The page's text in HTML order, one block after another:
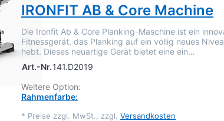
IRONFIT AB & Core Machine
Die Ironfit Ab & Core Planking-Maschine ist ein
Fitnessgerät, das Planking auf ein völlig neues
hebt. Dieses neuartige Gerät bietet eine ein…
Art.-Nr.141.D2019
Weitere Option:
Rahmenfarbe:
* Preise zzgl. MwSt., zzgl. Versandkosten